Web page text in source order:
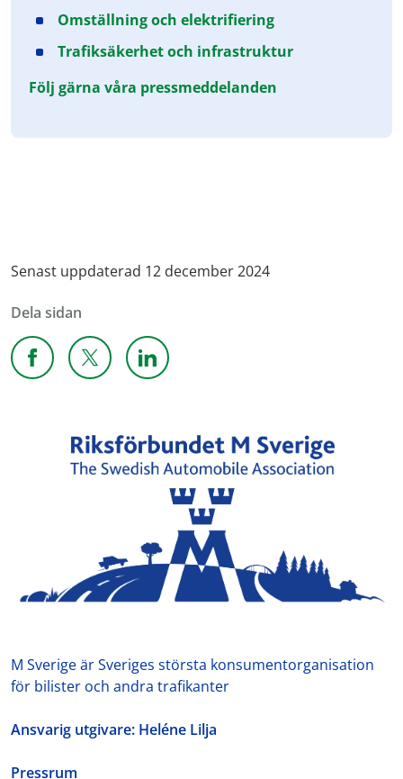
Omställning och elektrifiering
Trafiksäkerhet och infrastruktur
Följ gärna våra pressmeddelanden
Senast uppdaterad 12 december 2024
Dela sidan
Dela sidan på Facebook
Dela sidan på XDela sidan på Linkedin
M Sverige är Sveriges största konsumentorganisation
för bilister och andra trafikanter
Ansvarig utgivare: Heléne Lilja
Pressrum